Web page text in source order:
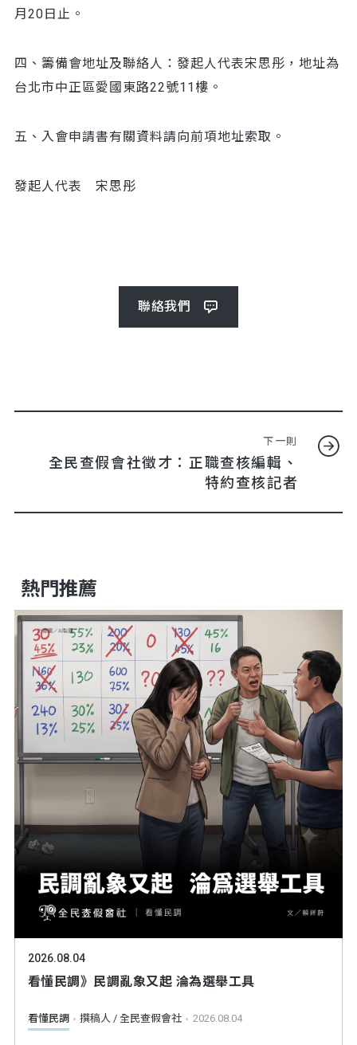
月20日止。
四、籌備會地址及聯絡人：發起人代表宋思彤，地址為
台北市中正區愛國東路22號11樓。
五、入會申請書有關資料請向前項地址索取。
發起人代表 宋思彤
聯絡我們
下一則
全民查假會社徵才：正職查核編輯、
特約查核記者
熱門推薦
2026.08.04
看懂民調》民調亂象又起 淪為選舉工具
看懂民調 撰稿人 / 全民查假會社 2026.08.04